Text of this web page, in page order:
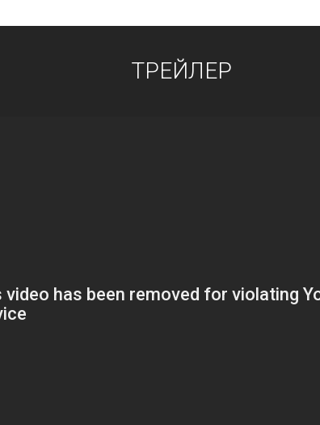
ТРЕЙЛЕР